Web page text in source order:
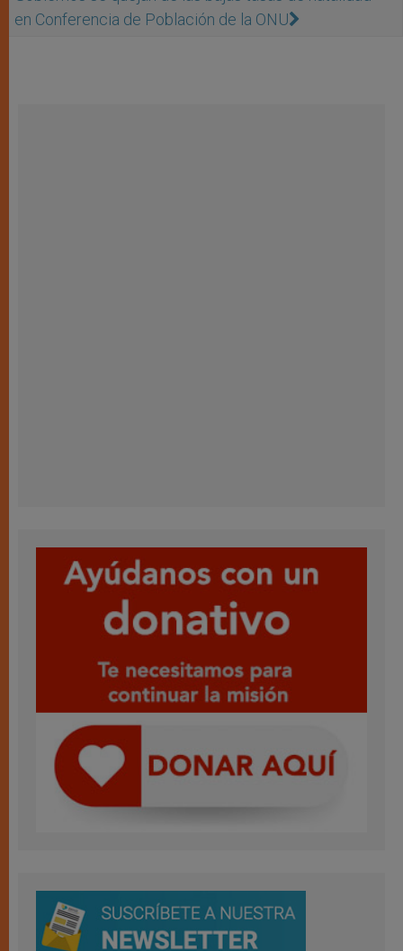
en Conferencia de Población de la ONU